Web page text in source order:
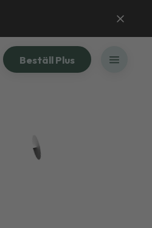
Beställ Plus